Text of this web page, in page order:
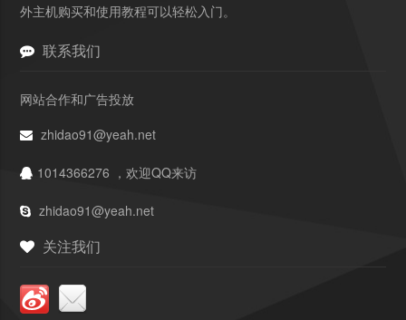
外主机购买和使用教程可以轻松入门。
联系我们
网站合作和广告投放
zhidao91@yeah.net
1014366276 ，欢迎QQ来访
zhidao91@yeah.net
关注我们